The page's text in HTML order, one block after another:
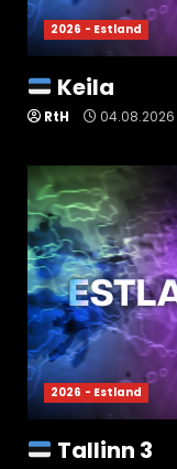
2026 - Estland
Keila
RtH 04.08.2026
2026 - Estland
Tallinn 3